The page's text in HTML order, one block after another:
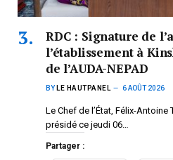
RDC : Signature de
l’établissement à
de l’AUDA-NEPAD
BY LE HAUTPANEL 6 AOÛT 2026
Le Chef de l’État, Félix-
présidé ce jeudi 06…
Partager :